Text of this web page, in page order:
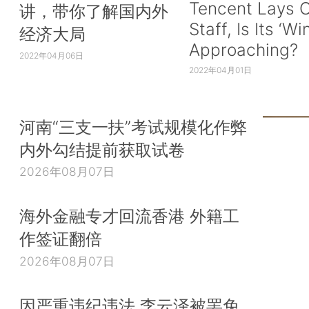
讲，带你了解国内外
经济大局
2022年04月06日
Tencent Lays
Staff, Is Its
Approaching?
2022年04月01日
河南“三支一扶”考试规模化作弊
内外勾结提前获取试卷
2026年08月07日
海外金融专才回流香港 外籍工
作签证翻倍
2026年08月07日